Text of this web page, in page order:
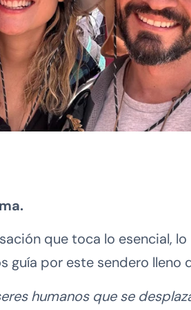
que toca lo esencial,
guía por este sendero lleno
humanos que se